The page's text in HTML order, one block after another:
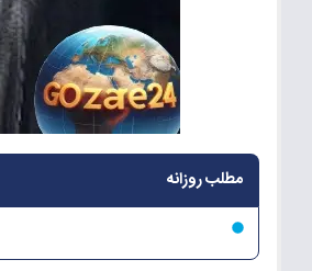
مطلب روزانه